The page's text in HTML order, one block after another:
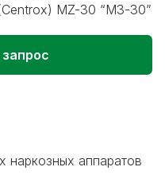
MZ-30 “МЗ-30”
аппаратов